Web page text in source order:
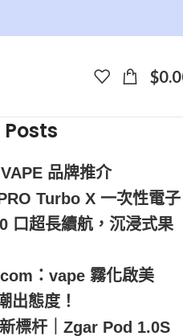
$
品牌推介
Turbo X 一次性電子
口超長續航，沉浸式果
：vape 霧化啟美
出態度！
標杆｜Zgar Pod 1.0S